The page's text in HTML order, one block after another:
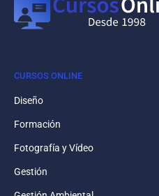
CURSOS ONLINE
Diseño
Formación
Fotografía y Vídeo
Gestión